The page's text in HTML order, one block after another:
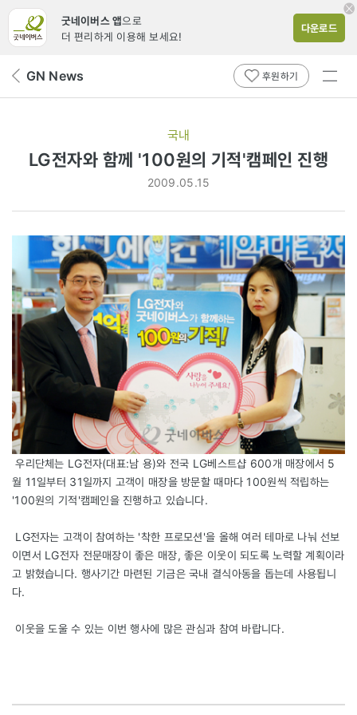
굿네이버스 앱으로
더 편리하게 이용해 보세요!
다운로드
뒤 GN News 후원하기
전체
국내
LG전자와 함께 '100원의 기적'캠페인 진행
2009.05.15
우리단체는 LG전자(대표:남 용)와 전국 LG베스트샵 600개 매장에서 5
월 11일부터 31일까지 고객이 매장을 방문할 때마다 100원씩 적립하는
'100원의 기적'캠페인을 진행하고 있습니다.
LG전자는 고객이 참여하는 '착한 프로모션'을 올해 여러 테마로 나눠 선보
이면서 LG전자 전문매장이 좋은 매장, 좋은 이웃이 되도록 노력할 계획이라
고 밝혔습니다. 행사기간 마련된 기금은 국내 결식아동을 돕는데 사용됩니
다.
이웃을 도울 수 있는 이번 행사에 많은 관심과 참여 바랍니다.